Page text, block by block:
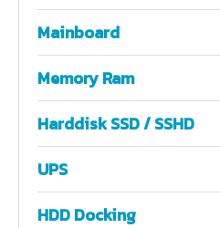
Mainboard
Memory Ram
Harddisk SSD / SSHD
UPS
HDD Docking